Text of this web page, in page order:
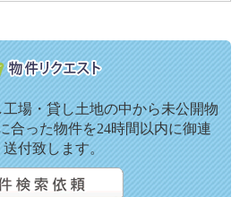
場・貸し土地の中から未公開物
合った物件を24時間以内に御連
付致します。